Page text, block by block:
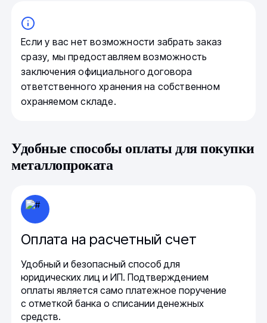
Если у вас нет возможности забрать заказ
сразу, мы предоставляем возможность
заключения официального договора
ответственного хранения на собственном
охраняемом складе.
Удобные способы оплаты для покупки
металлопроката
Оплата на расчетный счет
Удобный и безопасный способ для
юридических лиц и ИП. Подтверждением
оплаты является само платежное поручение
с отметкой банка о списании денежных
средств.